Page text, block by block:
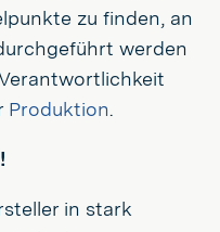
zu finden, an
werden
Produktion.
in stark